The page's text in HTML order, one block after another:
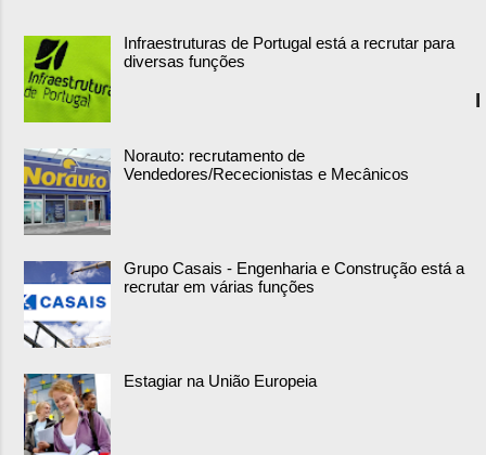
Infraestruturas de Portugal está a recrutar para
diversas funções
Norauto: recrutamento de
Vendedores/Rececionistas e Mecânicos
Grupo Casais - Engenharia e Construção está a
recrutar em várias funções
Estagiar na União Europeia
I